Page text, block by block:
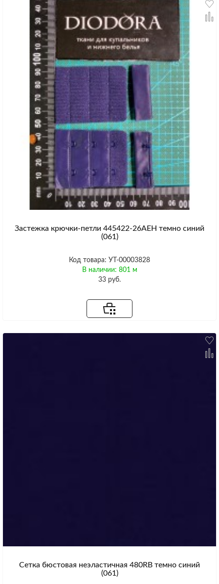
Застежка крючки-петли 445422-26AEH темно синий
(061)
Код товара: УТ-00003828
В наличии: 801 м
33 руб.
Сетка бюстовая неэластичная 480RB темно синий
(061)